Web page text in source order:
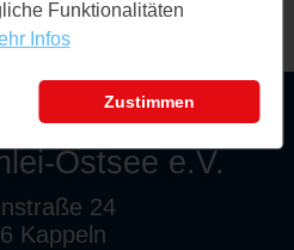
Ostsee e.V.
24
Kappeln
Funktionalitäten
Infos
Zustimmen